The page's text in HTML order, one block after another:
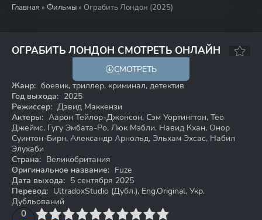
Главная » Фильмы » Ограбить Лондон (2025)
ОГРАБИТЬ ЛОНДОН СМОТРЕТЬ ОНЛАЙН
5.9 6.9
СМОТРЕТЬ
Жанр: боевик, триллер, криминал, детектив
Год выхода: 2025
Режиссер: Дэвид Маккензи
Актеры: Аарон Тейлор-Джонсон, Сэм Уортингтон, Тео
Джеймс, Гугу Эмбата-Ро, Люк Мэбли, Навид Кхан, Онор
Суинтон-Бирн, Александр Арнольд, Эльхам Эхсас, Набил
Элухаби
Страна: Великобритания
Оригинальное название: Fuze
Дата выхода: 5 сентября 2025
Перевод: UltradoxStudio (Дубл.), Eng.Original, Укр.
Дубльований
0
4 6 7 8 9 10